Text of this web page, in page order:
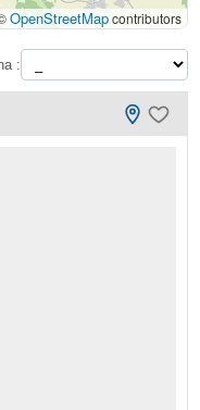
OpenStreetMapcontributors
: